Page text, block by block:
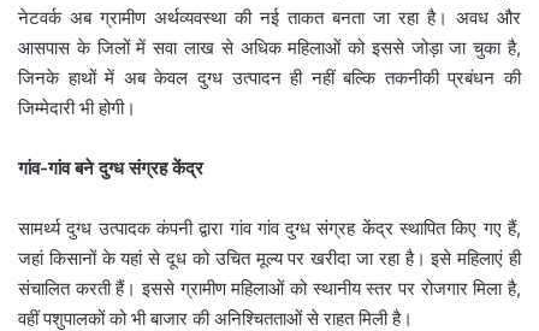
नेटवर्क अब ग्रामीण अर्थव्यवस्था की नई ताकत बनता जा रहा है। अवध और
आसपास के जिलों में सवा लाख से अधिक महिलाओं को इससे जोड़ा जा चुका है,
जिनके हाथों में अब केवल दुग्ध उत्पादन ही नहीं बल्कि तकनीकी प्रबंधन की
जिम्मेदारी भी होगी।
गांव-गांव बने दुग्ध संग्रह केंद्र
सामर्थ्य दुग्ध उत्पादक कंपनी द्वारा गांव गांव दुग्ध संग्रह केंद्र स्थापित किए गए हैं,
जहां किसानों के यहां से दूध को उचित मूल्य पर खरीदा जा रहा है। इसे महिलाएं ही
संचालित करती हैं। इससे ग्रामीण महिलाओं को स्थानीय स्तर पर रोजगार मिला है,
वहीं पशुपालकों को भी बाजार की अनिश्चितताओं से राहत मिली है।